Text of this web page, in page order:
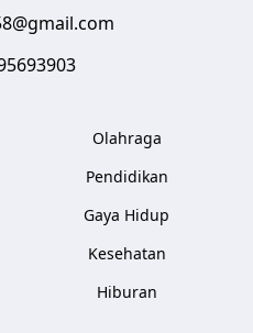
Olahraga
Pendidikan
Gaya Hidup
Kesehatan
Hiburan